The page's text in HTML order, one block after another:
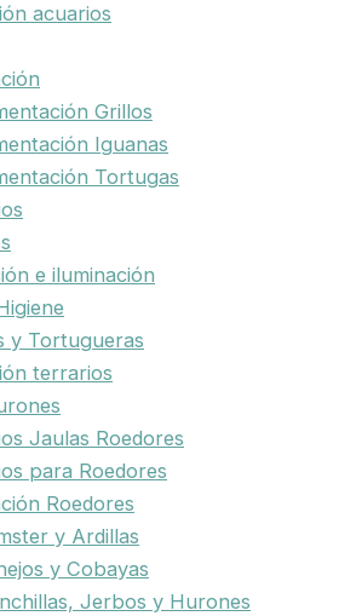
acuarios
Grillos
Iguanas
Tortugas
e iluminación
y Tortugueras
terrarios
Jaulas Roedores
para Roedores
Roedores
y Ardillas
y Cobayas
Jerbos y Hurones